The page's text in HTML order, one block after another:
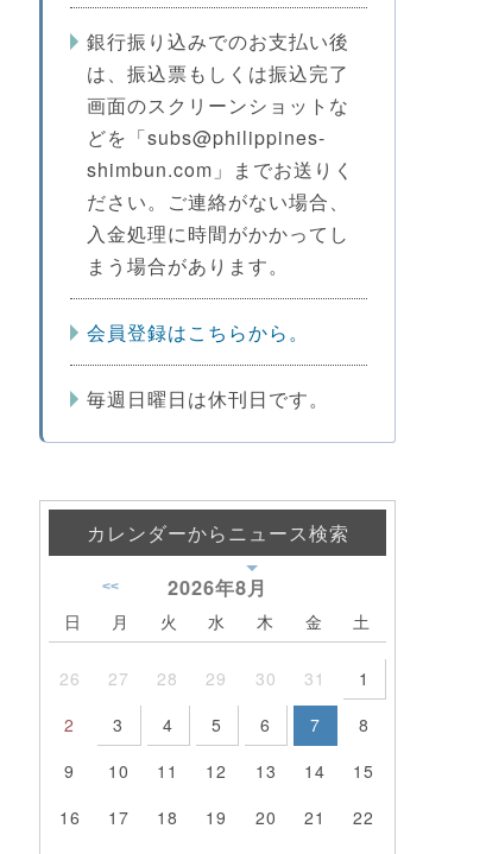
銀行振り込みでのお支払い後
は、振込票もしくは振込完了
画面のスクリーンショットな
どを「subs@philippines-
shimbun.com」までお送りく
ださい。ご連絡がない場合、
入金処理に時間がかかってし
まう場合があります。
会員登録はこちらから。
毎週日曜日は休刊日です。
カレンダーからニュース検索
2026年8月
<<
日 月 火 水 木 金 土
26 27 28 29 30 31
1
2
3 4 5 6 7
8
9
10 11 12 13 14
15
16
17 18 19 20 21
22